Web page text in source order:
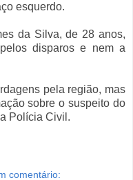
esquerdo.
da Silva, de 28 anos,
disparos e nem a
pela região, mas
sobre o suspeito do
Polícia Civil.
comentário: